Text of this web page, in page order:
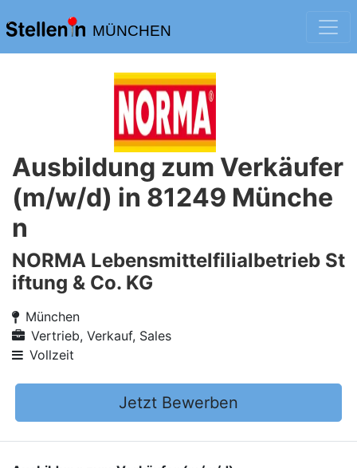
MÜNCHEN
Ausbildung zum Verkäufer
(m/w/d) in 81249 Münche
n
NORMA Lebensmittelfilialbetrieb St
iftung & Co. KG
München
Vertrieb, Verkauf, Sales
Vollzeit
Jetzt Bewerben